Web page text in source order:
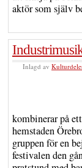
aktör som själv
Inlagd av
kombinerar på
hemstaden
gruppen för en
festivalen den